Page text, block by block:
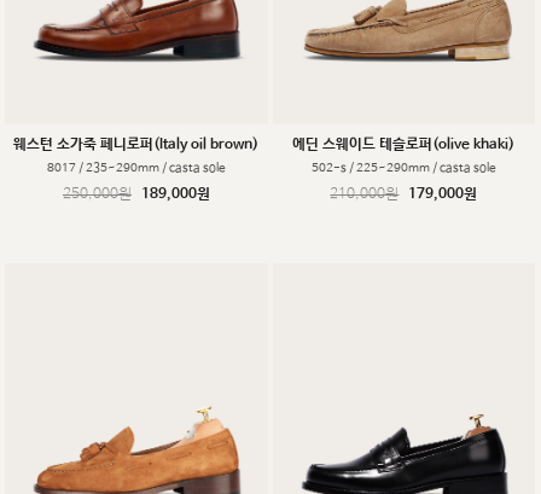
웨스턴 소가죽 페니로퍼(Italy oil brown)
8017 / 235~290mm / casta sole
250,000원 189,000원
에딘 스웨이드 테슬로퍼(olive khaki)
502-s / 225~290mm / casta sole
210,000원 179,000원